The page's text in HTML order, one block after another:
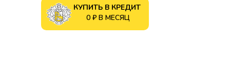
КУПИТЬ В КРЕДИТ
0 ₽ В МЕСЯЦ